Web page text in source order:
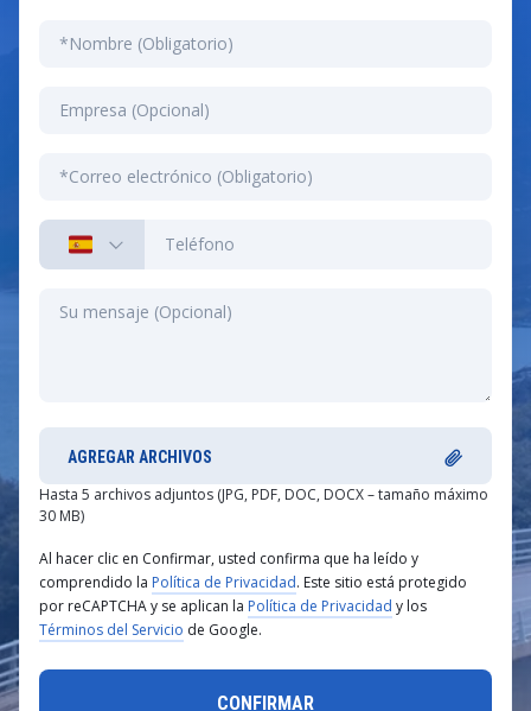
AGREGAR ARCHIVOS
Hasta 5 archivos adjuntos (JPG, PDF, DOC, DOCX – tamaño máximo
30 MB)
Al hacer clic en Confirmar, usted confirma que ha leído y
comprendido la Política de Privacidad. Este sitio está protegido
por reCAPTCHA y se aplican la Política de Privacidad y los
Términos del Servicio de Google.